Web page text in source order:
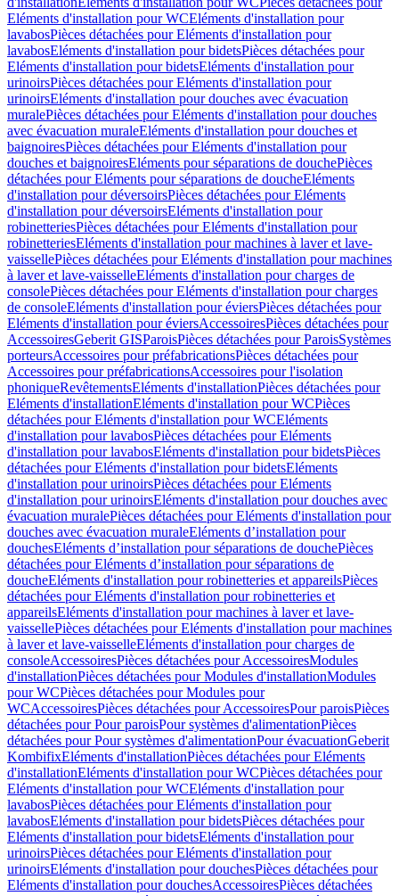
Eléments d'installation pour WCEléments d'installation pour
lavabosPièces détachées pour Eléments d'installation pour
lavabosEléments d'installation pour bidetsPièces détachées pour
Eléments d'installation pour bidetsEléments d'installation pour
urinoirsPièces détachées pour Eléments d'installation pour
urinoirsEléments d'installation pour douches avec évacuation
muralePièces détachées pour Eléments d'installation pour douches
avec évacuation muraleEléments d'installation pour douches et
baignoiresPièces détachées pour Eléments d'installation pour
douches et baignoiresEléments pour séparations de douchePièces
détachées pour Eléments pour séparations de doucheEléments
d'installation pour déversoirsPièces détachées pour Eléments
d'installation pour déversoirsEléments d'installation pour
robinetteriesPièces détachées pour Eléments d'installation pour
robinetteriesEléments d'installation pour machines à laver et lave-
vaissellePièces détachées pour Eléments d'installation pour machines
à laver et lave-vaisselleEléments d'installation pour charges de
consolePièces détachées pour Eléments d'installation pour charges
de consoleEléments d'installation pour éviersPièces détachées pour
Eléments d'installation pour éviersAccessoiresPièces détachées pour
AccessoiresGeberit GISParoisPièces détachées pour ParoisSystèmes
porteursAccessoires pour préfabricationsPièces détachées pour
Accessoires pour préfabricationsAccessoires pour l'isolation
phoniqueRevêtementsEléments d'installationPièces détachées pour
Eléments d'installationEléments d'installation pour WCPièces
détachées pour Eléments d'installation pour WCEléments
d'installation pour lavabosPièces détachées pour Eléments
d'installation pour lavabosEléments d'installation pour bidetsPièces
détachées pour Eléments d'installation pour bidetsEléments
d'installation pour urinoirsPièces détachées pour Eléments
d'installation pour urinoirsEléments d'installation pour douches avec
évacuation muralePièces détachées pour Eléments d'installation pour
douches avec évacuation muraleEléments d’installation pour
douchesEléments d’installation pour séparations de douchePièces
détachées pour Eléments d’installation pour séparations de
doucheEléments d'installation pour robinetteries et appareilsPièces
détachées pour Eléments d'installation pour robinetteries et
appareilsEléments d'installation pour machines à laver et lave-
vaissellePièces détachées pour Eléments d'installation pour machines
à laver et lave-vaisselleEléments d'installation pour charges de
consoleAccessoiresPièces détachées pour AccessoiresModules
d'installationPièces détachées pour Modules d'installationModules
pour WCPièces détachées pour Modules pour
WCAccessoiresPièces détachées pour AccessoiresPour paroisPièces
détachées pour Pour paroisPour systèmes d'alimentationPièces
détachées pour Pour systèmes d'alimentationPour évacuationGeberit
KombifixEléments d'installationPièces détachées pour Eléments
d'installationEléments d'installation pour WCPièces détachées pour
Eléments d'installation pour WCEléments d'installation pour
lavabosPièces détachées pour Eléments d'installation pour
lavabosEléments d'installation pour bidetsPièces détachées pour
Eléments d'installation pour bidetsEléments d'installation pour
urinoirsPièces détachées pour Eléments d'installation pour
urinoirsEléments d'installation pour douchesPièces détachées pour
Eléments d'installation pour douchesAccessoiresPièces détachées